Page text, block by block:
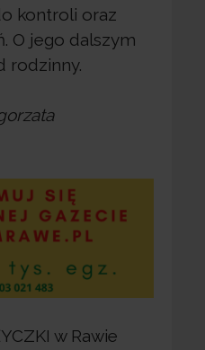
kontroli oraz
O jego dalszym
rodzinny.
w Rawie